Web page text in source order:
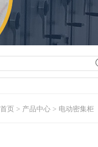
首页 > 产品中心 > 电动密集柜